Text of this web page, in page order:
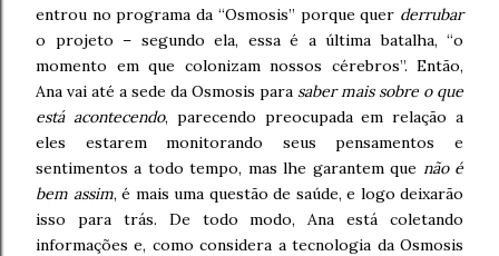
entrou no programa da “Osmosis” porque quer derrubar
o projeto – segundo ela, essa é a última batalha, “o
momento em que colonizam nossos cérebros”. Então,
Ana vai até a sede da Osmosis para saber mais sobre o que
está acontecendo, parecendo preocupada em relação a
eles estarem monitorando seus pensamentos e
sentimentos a todo tempo, mas lhe garantem que não é
bem assim, é mais uma questão de saúde, e logo deixarão
isso para trás. De todo modo, Ana está coletando
informações e, como considera a tecnologia da Osmosis